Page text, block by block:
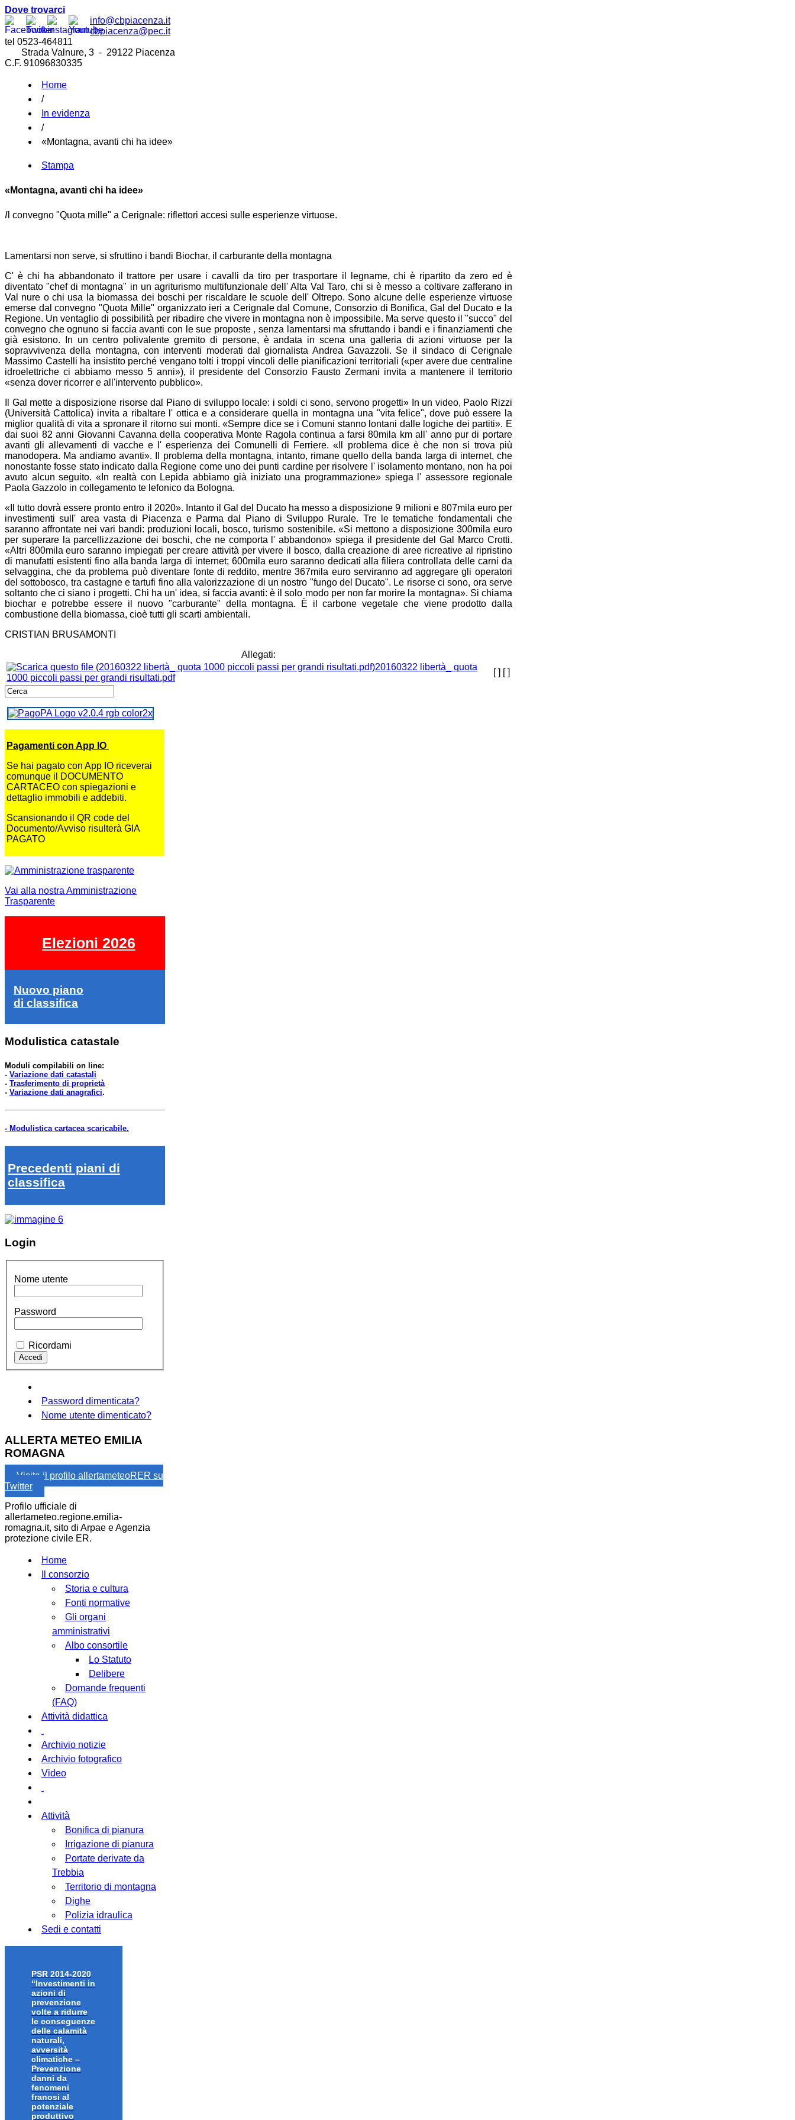
Dove trovarci
info@cbpiacenza.it
cbpiacenza@pec.it
tel 0523-464811
Strada Valnure, 3 - 29122 Piacenza
C.F. 91096830335
Home
/
In evidenza
/
«Montagna, avanti chi ha idee»
Stampa
«Montagna, avanti chi ha idee»
I l convegno "Quota mille" a Cerignale: riflettori accesi sulle esperienze virtuose.
Lamentarsi non serve, si sfruttino i bandi Biochar, il carburante della montagna
C' è chi ha abbandonato il trattore per usare i cavalli da tiro per trasportare il legname, chi è ripartito da zero ed è
diventato "chef di montagna" in un agriturismo multifunzionale dell' Alta Val Taro, chi si è messo a coltivare zafferano in
Val nure o chi usa la biomassa dei boschi per riscaldare le scuole dell' Oltrepo. Sono alcune delle esperienze virtuose
emerse dal convegno "Quota Mille" organizzato ieri a Cerignale dal Comune, Consorzio di Bonifica, Gal del Ducato e la
Regione. Un ventaglio di possibilità per ribadire che vivere in montagna non è impossibile. Ma serve questo il "succo" del
convegno che ognuno si faccia avanti con le sue proposte , senza lamentarsi ma sfruttando i bandi e i finanziamenti che
già esistono. In un centro polivalente gremito di persone, è andata in scena una galleria di azioni virtuose per la
sopravvivenza della montagna, con interventi moderati dal giornalista Andrea Gavazzoli. Se il sindaco di Cerignale
Massimo Castelli ha insistito perché vengano tolti i troppi vincoli delle pianificazioni territoriali («per avere due centraline
idroelettriche ci abbiamo messo 5 anni»), il presidente del Consorzio Fausto Zermani invita a mantenere il territorio
«senza dover ricorrer e all'intervento pubblico».
Il Gal mette a disposizione risorse dal Piano di sviluppo locale: i soldi ci sono, servono progetti» In un video, Paolo Rizzi
(Università Cattolica) invita a ribaltare l' ottica e a considerare quella in montagna una "vita felice", dove può essere la
miglior qualità di vita a spronare il ritorno sui monti. «Sempre dice se i Comuni stanno lontani dalle logiche dei partiti». E
dai suoi 82 anni Giovanni Cavanna della cooperativa Monte Ragola continua a farsi 80mila km all' anno pur di portare
avanti gli allevamenti di vacche e l' esperienza dei Comunelli di Ferriere. «Il problema dice è che non si trova più
manodopera. Ma andiamo avanti». Il problema della montagna, intanto, rimane quello della banda larga di internet, che
nonostante fosse stato indicato dalla Regione come uno dei punti cardine per risolvere l' isolamento montano, non ha poi
avuto alcun seguito. «In realtà con Lepida abbiamo già iniziato una programmazione» spiega l' assessore regionale
Paola Gazzolo in collegamento te lefonico da Bologna.
«Il tutto dovrà essere pronto entro il 2020». Intanto il Gal del Ducato ha messo a disposizione 9 milioni e 807mila euro per
investimenti sull' area vasta di Piacenza e Parma dal Piano di Sviluppo Rurale. Tre le tematiche fondamentali che
saranno affrontate nei vari bandi: produzioni locali, bosco, turismo sostenibile. «Si mettono a disposizione 300mila euro
per superare la parcellizzazione dei boschi, che ne comporta l' abbandono» spiega il presidente del Gal Marco Crotti.
«Altri 800mila euro saranno impiegati per creare attività per vivere il bosco, dalla creazione di aree ricreative al ripristino
di manufatti esistenti fino alla banda larga di internet; 600mila euro saranno dedicati alla filiera controllata delle carni da
selvaggina, che da problema può diventare fonte di reddito, mentre 367mila euro serviranno ad aggregare gli operatori
del sottobosco, tra castagne e tartufi fino alla valorizzazione di un nostro "fungo del Ducato". Le risorse ci sono, ora serve
soltanto che ci siano i progetti. Chi ha un' idea, si faccia avanti: è il solo modo per non far morire la montagna». Si chiama
biochar e potrebbe essere il nuovo "carburante" della montagna. È il carbone vegetale che viene prodotto dalla
combustione della biomassa, cioè tutti gli scarti ambientali.
CRISTIAN BRUSAMONTI
Allegati:
20160322 libertà_ quota
1000 piccoli passi per grandi risultati.pdf
[ ] [ ]
Pagamenti con App IO
Se hai pagato con App IO riceverai
comunque il DOCUMENTO
CARTACEO con spiegazioni e
dettaglio immobili e addebiti.
Scansionando il QR code del
Documento/Avviso risulterà GIA
PAGATO
Vai alla nostra Amministrazione
Trasparente
Elezioni 2026
Nuovo piano
di classifica
Modulistica catastale
Moduli compilabili on line:
- Variazione dati catastali
- Trasferimento di proprietà
- Variazione dati anagrafici.
- Modulistica cartacea scaricabile.
Precedenti piani di
classifica
Login
Nome utente
Password
Ricordami
Password dimenticata?
Nome utente dimenticato?
ALLERTA METEO EMILIA
ROMAGNA
Visita il profilo allertameteoRER su
Twitter
Profilo ufficiale di
allertameteo.regione.emilia-
romagna.it, sito di Arpae e Agenzia
protezione civile ER.
Home
Il consorzio
Storia e cultura
Fonti normative
Gli organi
amministrativi
Albo consortile
Lo Statuto
Delibere
Domande frequenti
(FAQ)
Attività didattica
Archivio notizie
Archivio fotografico
Video
Attività
Bonifica di pianura
Irrigazione di pianura
Portate derivate da
Trebbia
Territorio di montagna
Dighe
Polizia idraulica
Sedi e contatti
PSR 2014-2020
“Investimenti in
azioni di
prevenzione
volte a ridurre
le conseguenze
delle calamità
naturali,
avversità
climatiche –
Prevenzione
danni da
fenomeni
franosi al
potenziale
produttivo